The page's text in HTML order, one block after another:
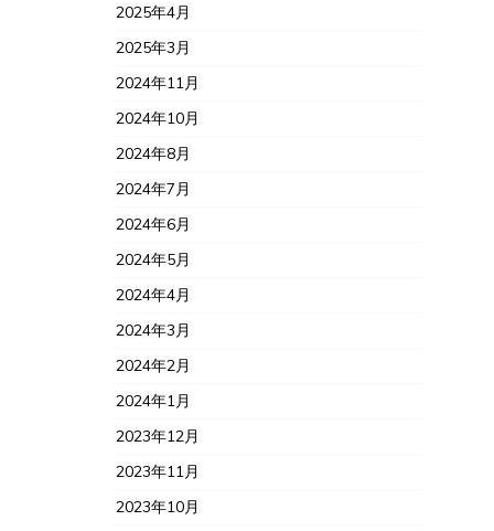
2025年4月
2025年3月
2024年11月
2024年10月
2024年8月
2024年7月
2024年6月
2024年5月
2024年4月
2024年3月
2024年2月
2024年1月
2023年12月
2023年11月
2023年10月